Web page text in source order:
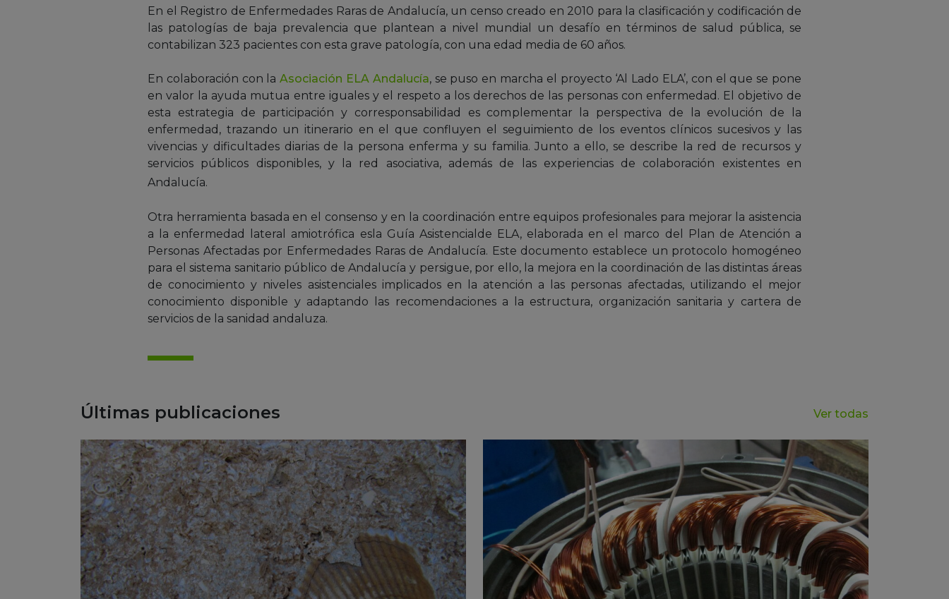
En el Registro de Enfermedades Raras de Andalucía, un censo creado en 2010 para la clasificación y codificación de
las patologías de baja prevalencia que plantean a nivel mundial un desafío en términos de salud pública, se
contabilizan 323 pacientes con esta grave patología, con una edad media de 60 años.
En colaboración con laAsociación ELA Andalucía, se puso en marcha el proyecto ‘Al Lado ELA’, con el que se pone
en valor la ayuda mutua entre iguales y el respeto a los derechos de las personas con enfermedad. El objetivo de
esta estrategia de participación y corresponsabilidad es complementar la perspectiva de la evolución de la
enfermedad, trazando un itinerario en el que confluyen el seguimiento de los eventos clínicos sucesivos y las
vivencias y dificultades diarias de la persona enferma y su familia. Junto a ello, se describe la red de recursos y
servicios públicos disponibles, y la red asociativa, además de las experiencias de colaboración existentes en
Andalucía.
Otra herramienta basada en el consenso y en la coordinación entre equipos profesionales para mejorar la asistencia
a la enfermedad lateral amiotrófica esla Guía Asistencialde ELA, elaborada en el marco del Plan de Atención a
Personas Afectadas por Enfermedades Raras de Andalucía. Este documento establece un protocolo homogéneo
para el sistema sanitario público de Andalucía y persigue, por ello, la mejora en la coordinación de las distintas áreas
de conocimiento y niveles asistenciales implicados en la atención a las personas afectadas, utilizando el mejor
conocimiento disponible y adaptando las recomendaciones a la estructura, organización sanitaria y cartera de
servicios de la sanidad andaluza.
Últimas publicaciones Ver todas